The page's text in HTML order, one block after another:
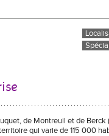
de Montreuil et de
qui varie de 115 000